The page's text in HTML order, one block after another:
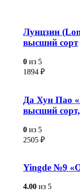
Лунцзин
высший сорт
0 из 5
1894 ₽
Да Хун Пао
высший
0 из 5
2505 ₽
Yingde №9
4.00 из 5